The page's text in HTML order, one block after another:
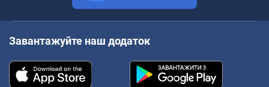
Завантажуйте наш додаток